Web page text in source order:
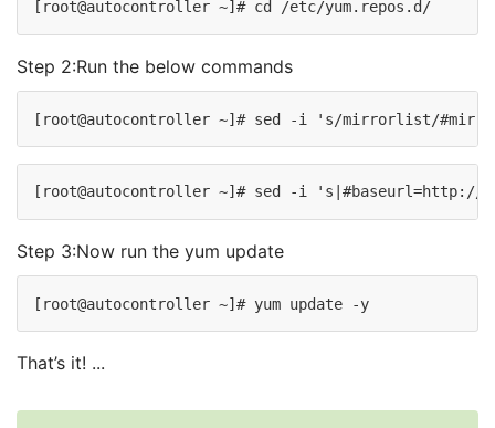
Step 2:Run the below commands
Step 3:Now run the yum update
That’s it! ...